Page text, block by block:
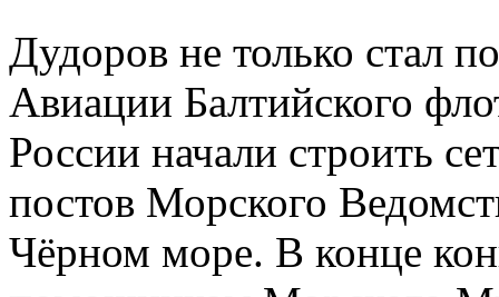
Дудоров не только стал
Авиации Балтийского
России начали строить
постов Морского
Чёрном море. В конце